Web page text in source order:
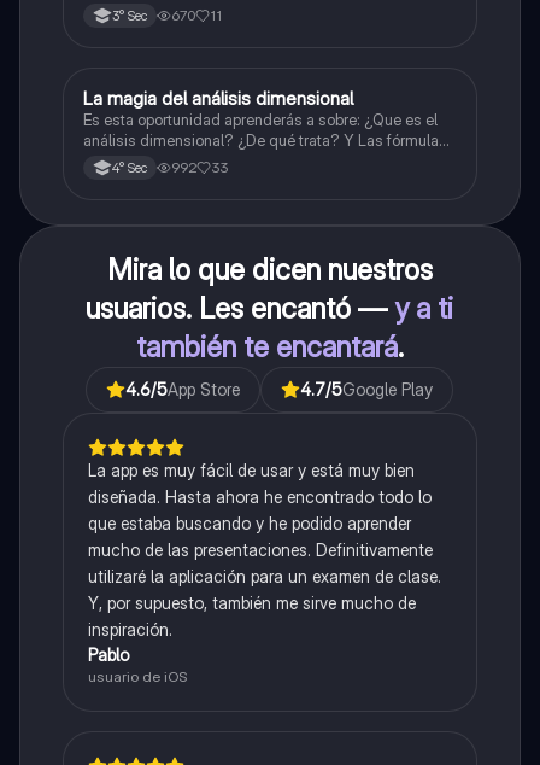
3° Sec 670 11
Física
La magia del análisis dimensional
Es esta oportunidad aprenderás a sobre: ¿Que es el
análisis dimensional? ¿De qué trata? Y Las fórmulas
de las magnitudes fundamentales y derivadas.
4° Sec 992 33
Mira lo que dicen nuestros
usuarios. Les encantó —y a ti
también te encantará.
4.6/5App Store 4.7/5Google Play
La app es muy fácil de usar y está muy bien
diseñada. Hasta ahora he encontrado todo lo
que estaba buscando y he podido aprender
mucho de las presentaciones. Definitivamente
utilizaré la aplicación para un examen de clase.
Y, por supuesto, también me sirve mucho de
inspiración.
Pablo
usuario de iOS